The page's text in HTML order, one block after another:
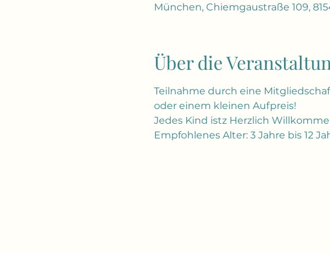
München, Chiemgaustraße 109,
Über die
Teilnahme durch eine
oder einem kleinen Aufpreis!
Jedes Kind istz Herzlich
Empfohlenes Alter: 3 Jahre bis 12